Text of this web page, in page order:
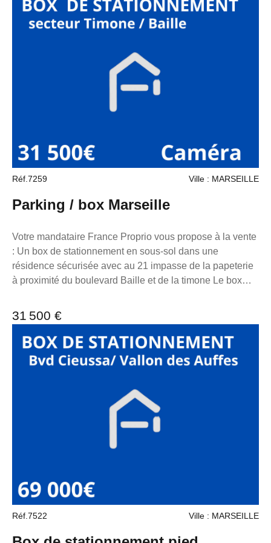
sous la responsabilité éditoriale de M. loonis gahel,
mandataire indépendant en immobilier (sans détention de
immatriculé au RSAC de Marseille sous le numéro
7953190/s17056393, titulaire de la carte de démarchage
immobilier pour le compte de la société France Proprio.
Retrouvez tous nos biens sur notre site internet. [URL
masquée pour votre sécurité] Gahel LOONIS (EI) Agent
Consommation énergie primaire : Non communiqué
Consommation énergie finale : Non communiqué
Réf.7259 Ville : MARSEILLE
Parking / box Marseille
Votre mandataire France Proprio vous propose à la vente
: Un box de stationnement en sous-sol dans une
résidence sécurisée avec au 21 impasse de la papeterie
à proximité du boulevard Baille et de la timone Le box
autres boxs de la résidence (20m²). Longueur 5M75
Largeur faible 3m87 Largeur forte 4M40 hauteur 2m70
Hauteur porte 1M90 Largeur porte 3M32 6m90 devant
pour le braquage. Pour toutes demandes d'informations,
n'hésitez pas à me contacter au 06 98 89 14 62. La
responsabilité éditoriale de M. loonis gahel, mandataire
indépendant en immobilier (sans détention de fonds),
agent commercial du Réseau France Proprio immatriculé
Retrouvez tous nos biens sur notre site internet.
www.franceproprio.com
31 500 €
Réf.7522 Ville : MARSEILLE